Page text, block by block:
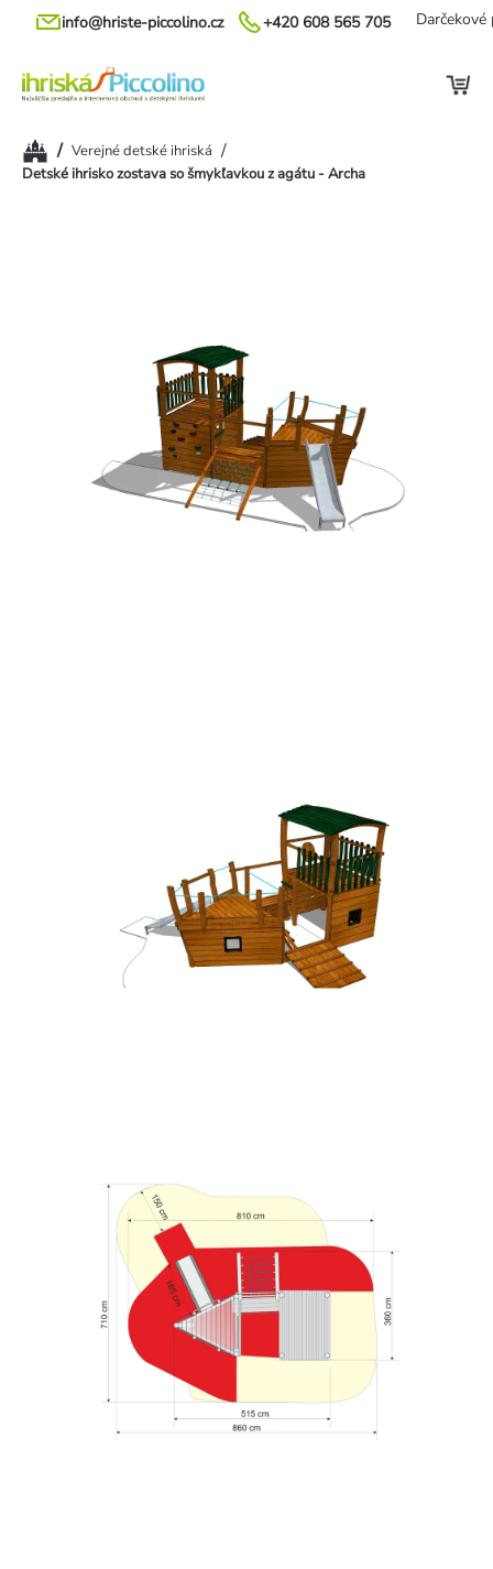
Prejsť
+420 608 565 705
info@hriste-piccolino.cz Darčekové
Domov
/ Verejné detské ihriská /
Detské ihrisko zostava so šmykľavkou z agátu - Archa